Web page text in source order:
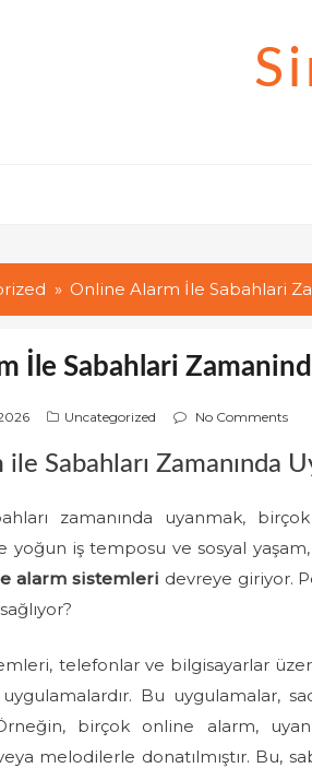
Online Alarm İle Sabahlari
İle Sabahlari
Uncategorized No Comments
Sabahları Zamanında
zamanında uyanmak,
yoğun iş temposu ve sosyal yaşam,
alarm sistemleri devreye giriyor.
telefonlar ve bilgisayarlar
Bu uygulamalar,
birçok online alarm,
melodilerle donatılmıştır. Bu,